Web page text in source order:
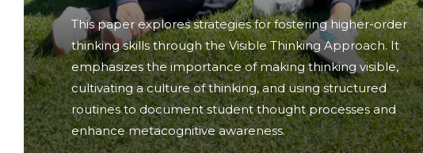
This paper explores strategies for fostering higher-order
thinking skills through the Visible Thinking Approach. It
emphasizes the importance of making thinking visible,
cultivating a culture of thinking, and using structured
routines to document student thought processes and
enhance metacognitive awareness.